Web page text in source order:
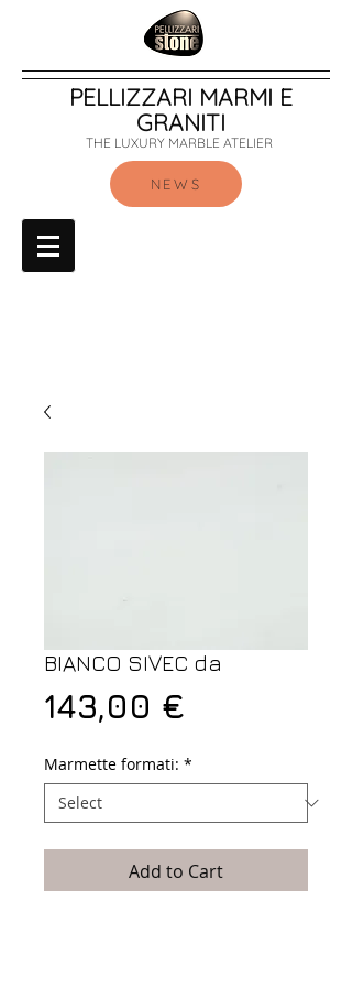
PELLIZZARI MARMI E
GRANITI
THE LUXURY MARBLE ATELIER
NEWS
BIANCO SIVEC da
143,00 €
Marmette formati: *
Add to Cart